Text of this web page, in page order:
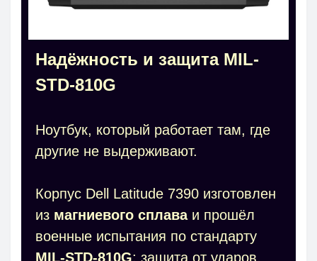
Надёжность и защита MIL-
STD-810G
Ноутбук, который работает там, где
другие не выдерживают.
Корпус Dell Latitude 7390 изготовлен
из магниевого сплаваи прошёл
военные испытания по стандарту
MIL-STD-810G: защита от ударов,